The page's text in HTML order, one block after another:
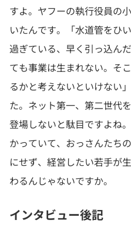
すよ。ヤフーの執行役員の
いたんです。「水道管をひ
過ぎている、早く引っ込ん
ても事業は生まれない。そ
るかと考えないといけない
た。ネット第一、第二世代
登場しないと駄目ですよね
かっていて、おっさんたち
にせず、経営したい若手が
わるんじゃないですか。
インタビュー後記